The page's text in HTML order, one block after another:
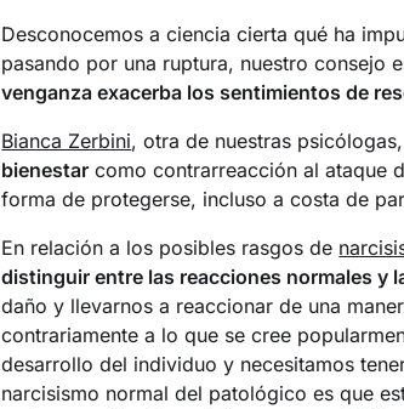
Desconocemos a ciencia cierta qué ha
pasando por una ruptura, nuestro consejo
venganza exacerba los sentimientos de
Bianca Zerbini, otra de nuestras
bienestar como contrarreacción al ataque
forma de protegerse, incluso a costa de
En relación a los posibles rasgos de
distinguir entre las reacciones normales y
daño y llevarnos a reaccionar de una
contrariamente a lo que se cree
desarrollo del individuo y necesitamos
narcisismo normal del patológico es que